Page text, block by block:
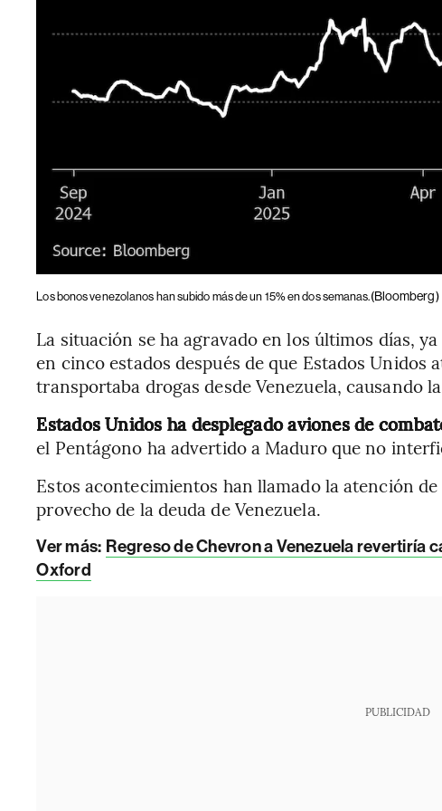
Los bonos venezolanos han subido más de un 15% en dos semanas.(Bloomberg)
La situación se ha agravado en los últimos días,
en cinco estados después de que Estados Unidos
transportaba drogas desde Venezuela, causando
Estados Unidos ha desplegado aviones de
el Pentágono ha advertido a Maduro que no
Estos acontecimientos han llamado la atención
provecho de la deuda de Venezuela.
Ver más: Regreso de Chevron a Venezuela revertiría
Oxford
PUBLICIDAD